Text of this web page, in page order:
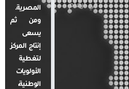
في أرقام
المصرية.
ومن ثم
يسعى
إنتاج المركز
لتغطية
الأولويات
الوطنية،